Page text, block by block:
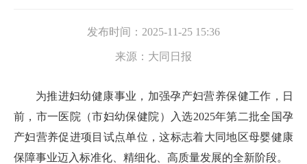
发布时间： 2025-11-25 15:36
来源： 大同日报
为推进妇幼健康事业，加强孕产妇营养保健工作，日
前，市一医院（市妇幼保健院）入选2025年第二批全国孕
产妇营养促进项目试点单位，这标志着大同地区母婴健康
保障事业迈入标准化、精细化、高质量发展的全新阶段。